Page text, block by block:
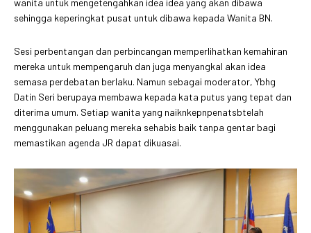
sehingga keperingkat pusat untuk dibawa kepada Wanita BN.
Sesi perbentangan dan perbincangan memperlihatkan kemahiran
mereka untuk mempengaruh dan juga menyangkal akan idea
semasa perdebatan berlaku. Namun sebagai moderator, Ybhg
Datin Seri berupaya membawa kepada kata putus yang tepat dan
diterima umum. Setiap wanita yang naiknkepnpenatsbtelah
menggunakan peluang mereka sehabis baik tanpa gentar bagi
memastikan agenda JR dapat dikuasai.